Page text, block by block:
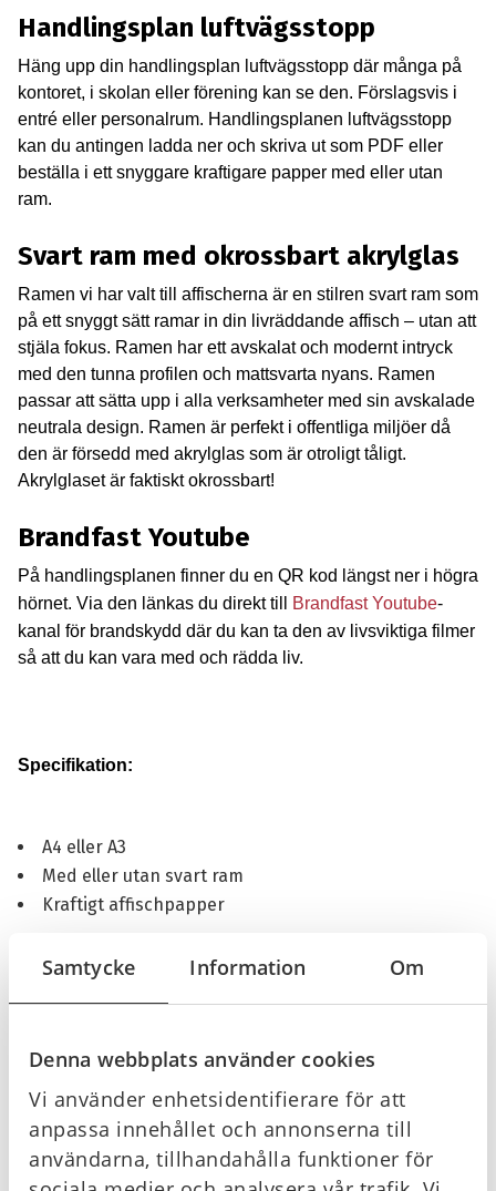
Samtycke Information Om
Denna webbplats använder cookies
Vi använder enhetsidentifierare för att
anpassa innehållet och annonserna till
användarna, tillhandahålla funktioner för
Handlingsplan luftvägsstopp
Häng upp din handlingsplan luftvägsstopp där många på
kontoret, i skolan eller förening kan se den. Förslagsvis i
entré eller personalrum. Handlingsplanen luftvägsstopp
kan du antingen ladda ner och skriva ut som PDF eller
beställa i ett snyggare kraftigare papper med eller utan
ram.
Svart ram med okrossbart akrylglas
Ramen vi har valt till affischerna är en stilren svart ram som
på ett snyggt sätt ramar in din livräddande affisch – utan att
stjäla fokus. Ramen har ett avskalat och modernt intryck
med den tunna profilen och mattsvarta nyans. Ramen
passar att sätta upp i alla verksamheter med sin avskalade
neutrala design. Ramen är perfekt i offentliga miljöer då
den är försedd med akrylglas som är otroligt tåligt.
Akrylglaset är faktiskt okrossbart!
Brandfast Youtube
På handlingsplanen finner du en QR kod längst ner i högra
hörnet. Via den länkas du direkt till
Brandfast Youtube-
kanal för brandskydd där du kan ta den av livsviktiga filmer
så att du kan vara med och rädda liv.
Specifikation:
A4 eller A3
Med eller utan svart ram
Kraftigt affischpapper
Gratis handlingsplan
Ja du läste rätt! Handlingsplanen är gratis vid nedladdning